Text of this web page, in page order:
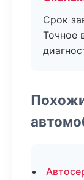
Срок
Точное